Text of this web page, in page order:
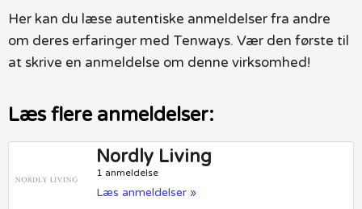
Her kan du læse autentiske anmeldelser fra andre
om deres erfaringer med Tenways. Vær den første til
at skrive en anmeldelse om denne virksomhed!
Læs flere anmeldelser:
Nordly Living
1 anmeldelse
Læs anmeldelser »